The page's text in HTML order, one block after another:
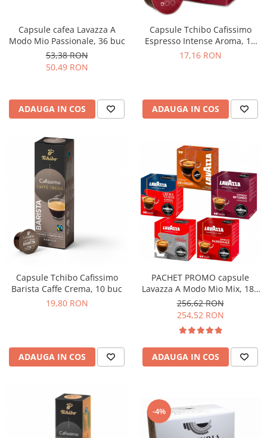
Capsule cafea Lavazza A
Modo Mio Passionale, 36 buc
53,38 RON
50,49 RON
ADAUGA IN COS
Capsule Tchibo Cafissimo
Espresso Intense Aroma, 10
buc
17,16 RON
ADAUGA IN COS
Capsule Tchibo Cafissimo
Barista Caffe Crema, 10 buc
19,80 RON
ADAUGA IN COS
PACHET PROMO capsule
Lavazza A Modo Mio Mix, 180
buc
256,62 RON
254,52 RON
ADAUGA IN COS
-4%